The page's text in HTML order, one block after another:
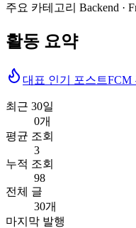
주요 카테고리 Backend ·
활동 요약
대표 인기 포스트FCM
최근 30일
0개
평균 조회
3
누적 조회
98
전체 글
30개
마지막 발행